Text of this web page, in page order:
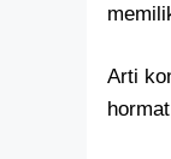
Arti